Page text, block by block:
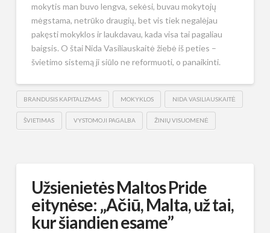
mokytis man buvo lengva, sekėsi, buvau mokytojų
mėgstama, netrūko draugių, bet vis tiek negalėjau
pakęsti mokyklos ir laukdavau, kada visa tai pagaliau
baigsis. O štai Nida Vasiliauskaitė žiebė iš peties –
švietimo sistemą ji siūlo ne reformuoti, o panaikinti.
BRANDUSIS KAPITALIZMAS MOKYKLOS NIDA VASILIAUSKAITĖ
ŠVIETIMAS VYSTOMOJI PAGALBA ŽINIŲ VISUOMENĖ
Užsienietės Maltos Pride
eitynėse: „Ačiū, Malta, už tai,
kur šiandien esame”